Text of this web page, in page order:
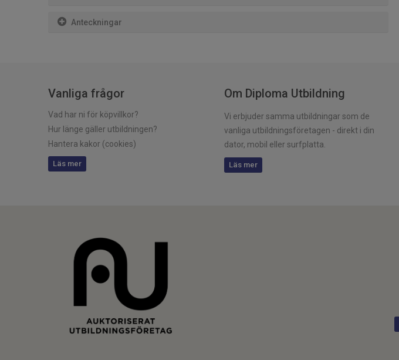
Anteckningar
Vanliga frågor
Vad har ni för köpvillkor?
Hur länge gäller utbildningen?
Hantera kakor (cookies)
Läs mer
Om Diploma Utbildning
Vi erbjuder samma utbildningar som de
vanliga utbildningsföretagen - direkt i din
dator, mobil eller surfplatta.
Läs mer